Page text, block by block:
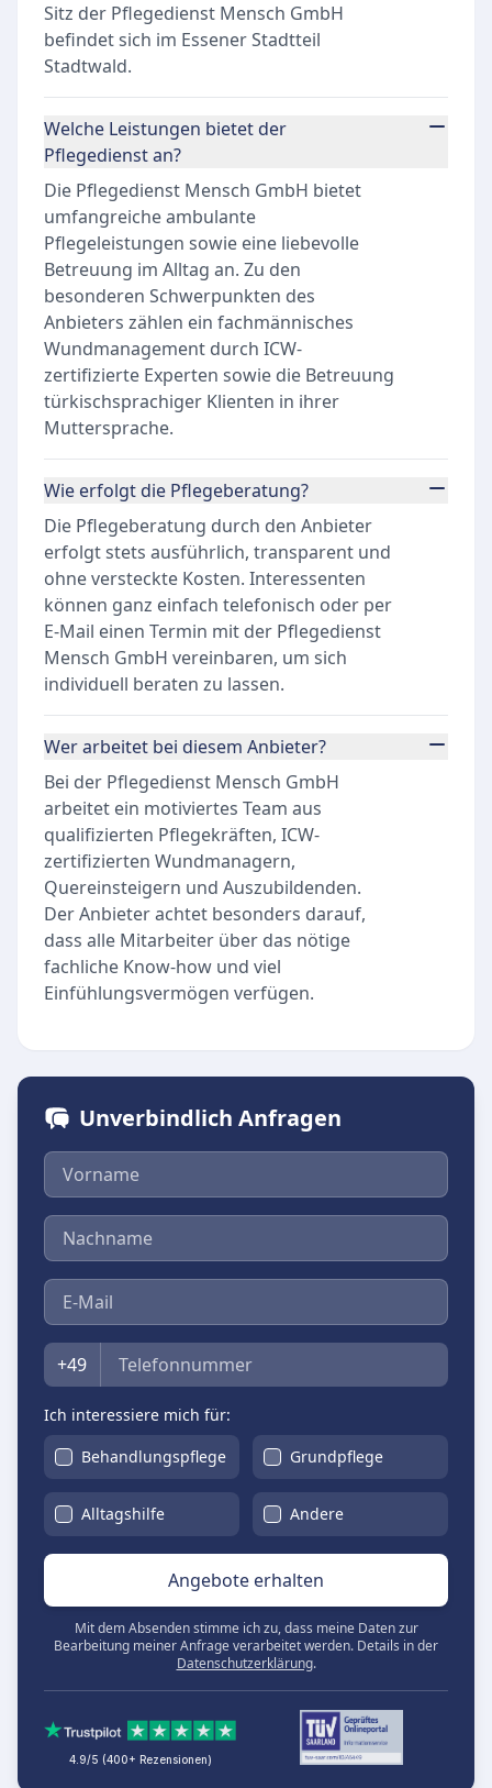
Sitz der Pflegedienst Mensch GmbH
befindet sich im Essener Stadtteil
Stadtwald.
Welche Leistungen bietet der
Pflegedienst an?
Die Pflegedienst Mensch GmbH bietet
umfangreiche ambulante
Pflegeleistungen sowie eine liebevolle
Betreuung im Alltag an. Zu den
besonderen Schwerpunkten des
Anbieters zählen ein fachmännisches
Wundmanagement durch ICW-
zertifizierte Experten sowie die Betreuung
türkischsprachiger Klienten in ihrer
Muttersprache.
Wie erfolgt die Pflegeberatung?
Die Pflegeberatung durch den Anbieter
erfolgt stets ausführlich, transparent und
ohne versteckte Kosten. Interessenten
können ganz einfach telefonisch oder per
E-Mail einen Termin mit der Pflegedienst
Mensch GmbH vereinbaren, um sich
individuell beraten zu lassen.
Wer arbeitet bei diesem Anbieter?
Bei der Pflegedienst Mensch GmbH
arbeitet ein motiviertes Team aus
qualifizierten Pflegekräften, ICW-
zertifizierten Wundmanagern,
Quereinsteigern und Auszubildenden.
Der Anbieter achtet besonders darauf,
dass alle Mitarbeiter über das nötige
fachliche Know-how und viel
Einfühlungsvermögen verfügen.
Unverbindlich Anfragen
Vorname
Nachname
E-Mail
Telefon
+49
Ich interessiere mich für:
Behandlungspflege
Grundpflege
Alltagshilfe Andere
Angebote erhalten
Mit dem Absenden stimme ich zu, dass meine Daten zur
Bearbeitung meiner Anfrage verarbeitet werden. Details in der
Datenschutzerklärung.
4.9/5 (400+ Rezensionen)